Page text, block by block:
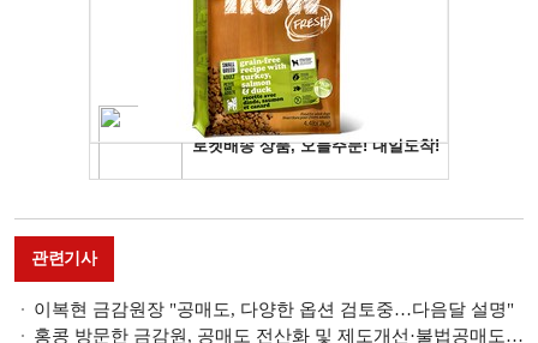
관련기사
이복현 금감원장 "공매도, 다양한 옵션 검토중…다음달 설명"
홍콩 방문한 금감원, 공매도 전산화 및 제도개선·불법공매도 조사 협력 논의